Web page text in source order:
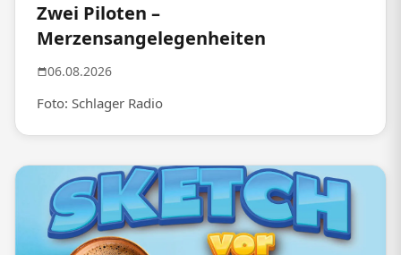
Zwei Piloten –
Merzensangelegenheiten
06.08.2026
Foto: Schlager Radio